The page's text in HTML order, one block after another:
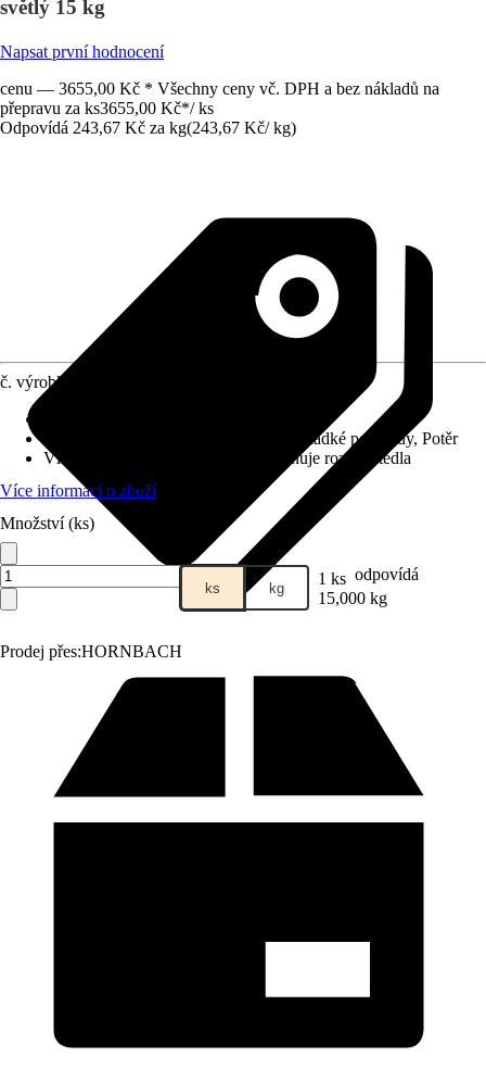
světlý 15 kg
Napsat první hodnocení
cenu — 3655,00 Kč * Všechny ceny vč. DPH a bez nákladů na
přepravu za ks3655,00 Kč*/ ks
Odpovídá 243,67 Kč za kg(243,67 Kč/ kg)
Prodej přes:HORNBACH
č. výrobku
Beton, Dřevo, Hladké podklady, Potěr
Vlastnosti
Ihned k aplikaci, Neobsahuje rozpouštědla
Více informací o zboží
Množství (ks)
ks kg 1 ks odpovídá
15,000 kg